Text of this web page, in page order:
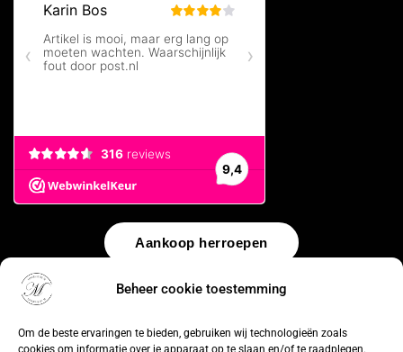
Beheer cookie toestemming
Om de beste ervaringen te bieden, gebruiken wij technologieën zoals
cookies om informatie over je apparaat op te slaan en/of te raadplegen.
Aankoop herroepen
© 2026 by WebUnlimited–Algemene voorwaarden